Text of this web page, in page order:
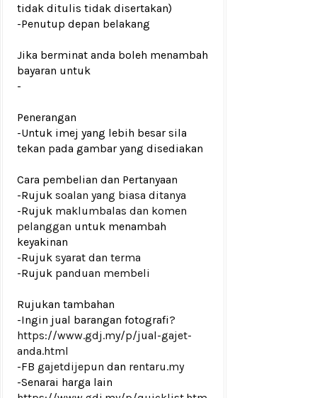
tidak ditulis tidak disertakan)
-Penutup depan belakang
Jika berminat anda boleh menambah
bayaran untuk
-
Penerangan
-Untuk imej yang lebih besar sila
tekan pada gambar yang disediakan
Cara pembelian dan Pertanyaan
-Rujuk soalan yang biasa ditanya
-Rujuk maklumbalas dan komen
pelanggan untuk menambah
keyakinan
-Rujuk syarat dan terma
-Rujuk panduan membeli
Rujukan tambahan
-Ingin jual barangan fotografi?
https://www.gdj.my/p/jual-gajet-
anda.html
-FB gajetdijepun dan rentaru.my
-Senarai harga lain